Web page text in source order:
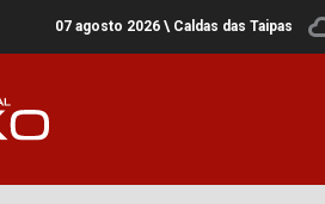
07 agosto 2026 \ Caldas das Taipas